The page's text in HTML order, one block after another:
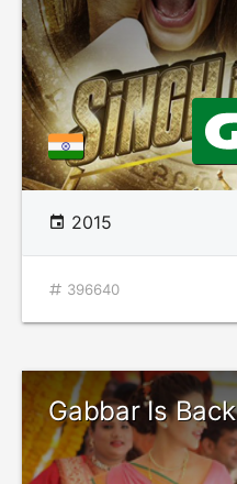
2015
396640
Gabbar Is Back